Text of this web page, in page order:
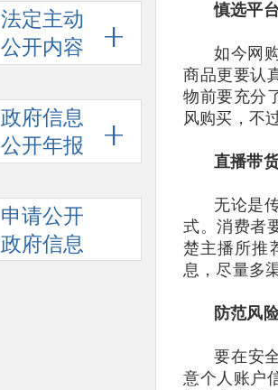
法定主动
公开内容
政府信息
公开年报
申请公开
政府信息
慎选平
如今网
商品更要认
物前要充分
风购买，不
直播带
无论是
式。消费者
楚主播所推
息，尽量多
防范风
要在安
意个人账户